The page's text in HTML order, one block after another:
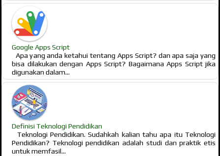
Google Apps Script
Apa yang anda ketahui tentang Apps Script? dan apa saja yang
bisa dilakukan dengan Apps Script? Bagaimana Apps Script jika
digunakan dalam...
Definisi Teknologi Pendidikan
Teknologi Pendidikan. Sudahkah kalian tahu apa itu Teknologi
Pendidikan? Teknologi pendidikan adalah studi dan praktik etis
untuk memfasil...